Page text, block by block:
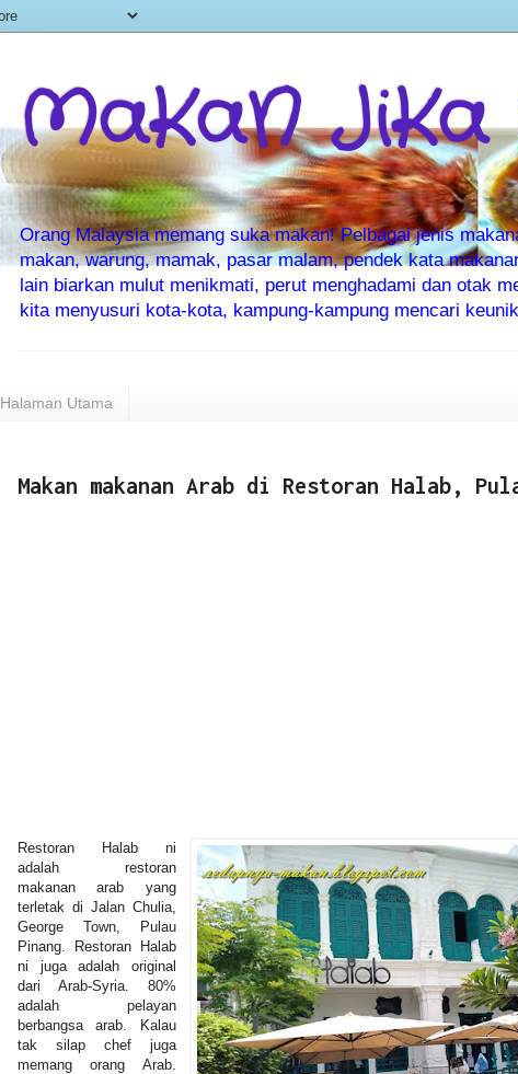
MaKaN JiKa
Orang Malaysia memang suka makan! Pelbagai jenis
makan, warung, mamak, pasar malam, pendek kata
lain biarkan mulut menikmati, perut menghadami dan otak
kita menyusuri kota-kota, kampung-kampung mencari
Halaman Utama
Makan makanan Arab di Restoran Halab,
Restoran Halab ni
adalah restoran
makanan arab yang
terletak di Jalan Chulia,
George Town, Pulau
Pinang. Restoran Halab
ni juga adalah original
dari Arab-Syria. 80%
adalah pelayan
berbangsa arab. Kalau
tak silap chef juga
memang orang Arab.